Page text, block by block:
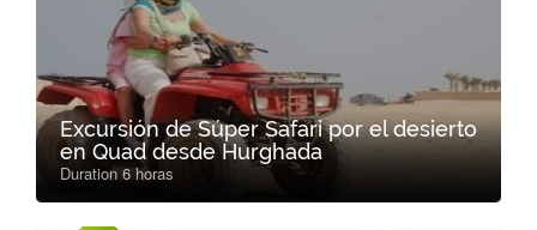
Excursión de Súper Safari por el desierto
en Quad desde Hurghada
Duration 6 horas